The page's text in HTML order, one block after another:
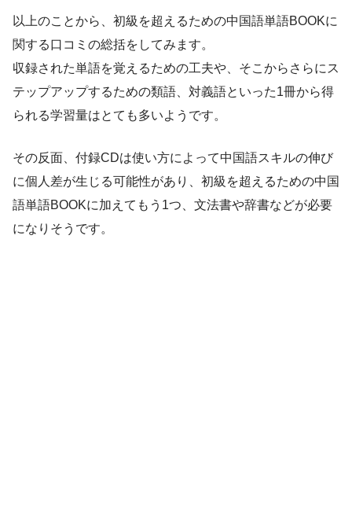
以上のことから、初級を超えるための中国語単語BOOKに
関する口コミの総括をしてみます。
収録された単語を覚えるための工夫や、そこからさらにス
テップアップするための類語、対義語といった1冊から得
られる学習量はとても多いようです。
その反面、付録CDは使い方によって中国語スキルの伸び
に個人差が生じる可能性があり、初級を超えるための中国
語単語BOOKに加えてもう1つ、文法書や辞書などが必要
になりそうです。